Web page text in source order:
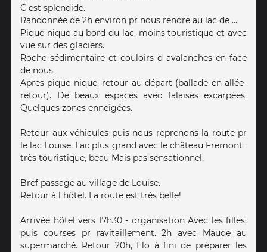
C est splendide.
Randonnée de 2h environ pr nous rendre au lac de ...
Pique nique au bord du lac, moins touristique et avec
vue sur des glaciers.
Roche sédimentaire et couloirs d avalanches en face
de nous.
Apres pique nique, retour au départ (ballade en allée-
retour). De beaux espaces avec falaises excarpées.
Quelques zones enneigées.
Retour aux véhicules puis nous reprenons la route pr
le lac Louise. Lac plus grand avec le château Fremont :
très touristique, beau Mais pas sensationnel.
Bref passage au village de Louise.
Retour à l hôtel. La route est très belle!
Arrivée hôtel vers 17h30 - organisation Avec les filles,
puis courses pr ravitaillement. 2h avec Maude au
supermarché. Retour 20h, Elo à fini de préparer les